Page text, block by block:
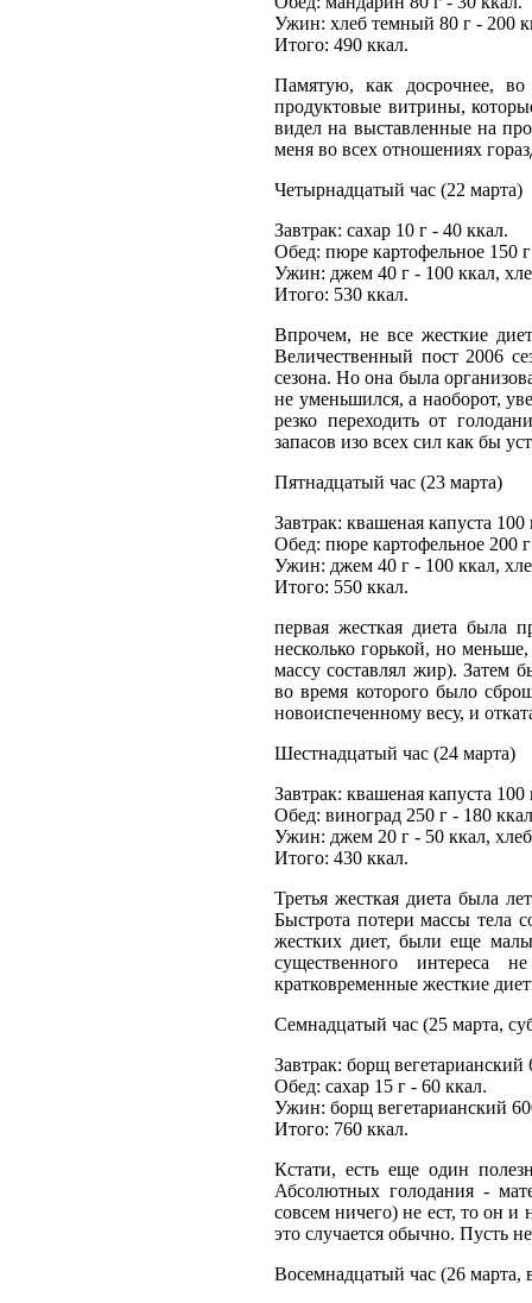
Ужин: хлеб темный 80 г - 200
Итого: 490 ккал.
Памятую, как досрочнее,
продуктовые витрины,
видел на выставленные на
меня во всех отношениях
Четырнадцатый час (22 марта)
Завтрак: сахар 10 г - 40 ккал.
Обед: пюре картофельное 150
Ужин: джем 40 г - 100 ккал,
Итого: 530 ккал.
Впрочем, не все жесткие
Величественный пост 2006
сезона. Но она была
не уменьшился, а наоборот,
резко переходить от
запасов изо всех сил как бы
Пятнадцатый час (23 марта)
Завтрак: квашеная капуста
Обед: пюре картофельное 200
Ужин: джем 40 г - 100 ккал,
Итого: 550 ккал.
первая жесткая диета была
несколько горькой, но
массу составлял жир). Затем
во время которого было
новоиспеченному весу, и
Шестнадцатый час (24 марта)
Завтрак: квашеная капуста
Обед: виноград 250 г - 180
Ужин: джем 20 г - 50 ккал,
Итого: 430 ккал.
Третья жесткая диета была
Быстрота потери массы тела
жестких диет, были еще
существенного интереса
кратковременные жесткие
Семнадцатый час (25 марта,
Завтрак: борщ
Обед: сахар 15 г - 60 ккал.
Ужин: борщ вегетарианский
Итого: 760 ккал.
Кстати, есть еще один
Абсолютных голодания -
совсем ничего) не ест, то он
это случается обычно. Пусть
Восемнадцатый час (26 марта,